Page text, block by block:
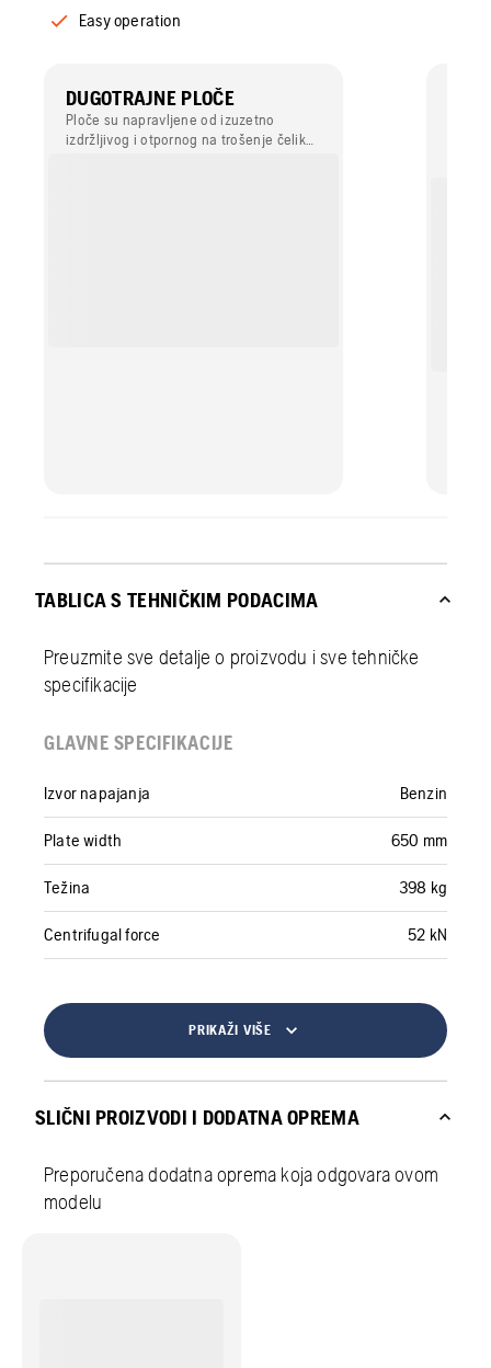
Easy operation
DUGOTRAJNE PLOČE
Ploče su napravljene od izuzetno
izdržljivog i otpornog na trošenje čelika
TABLICA S TEHNIČKIM PODACIMA
Preuzmite sve detalje o proizvodu i sve tehničke
specifikacije
GLAVNE SPECIFIKACIJE
Izvor napajanja Benzin
Plate width 650 mm
Težina 398 kg
Centrifugal force 52 kN
PRIKAŽI VIŠE
SLIČNI PROIZVODI I DODATNA OPREMA
Preporučena dodatna oprema koja odgovara ovom
modelu